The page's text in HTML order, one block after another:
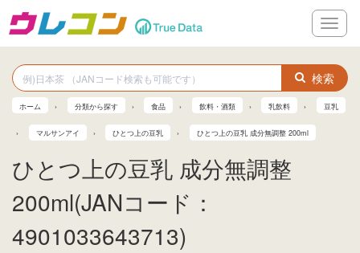
メ
ニ
ー
検索
ホーム 分類から探す 食品 飲料・酒類 乳飲料 豆乳
マルサンアイ ひとつ上の豆乳 ひとつ上の豆乳 成分無調整 200ml
ひとつ上の豆乳 成分無調整
200ml(JANコード：
4901033643713)